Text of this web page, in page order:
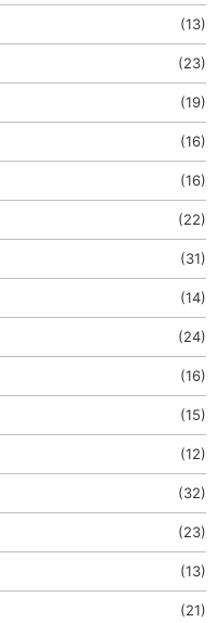
(13)
(23)
(19)
(16)
(16)
(22)
(31)
(14)
(24)
(16)
(15)
(12)
(32)
(23)
(13)
(21)